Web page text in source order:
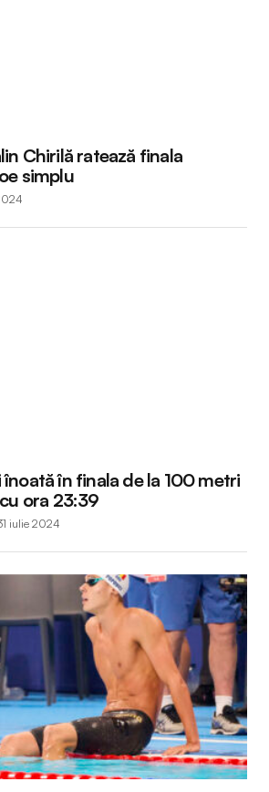
Chirilă ratează finala
simplu
în finala de la 100 metri
ora 23:39
iulie 2024